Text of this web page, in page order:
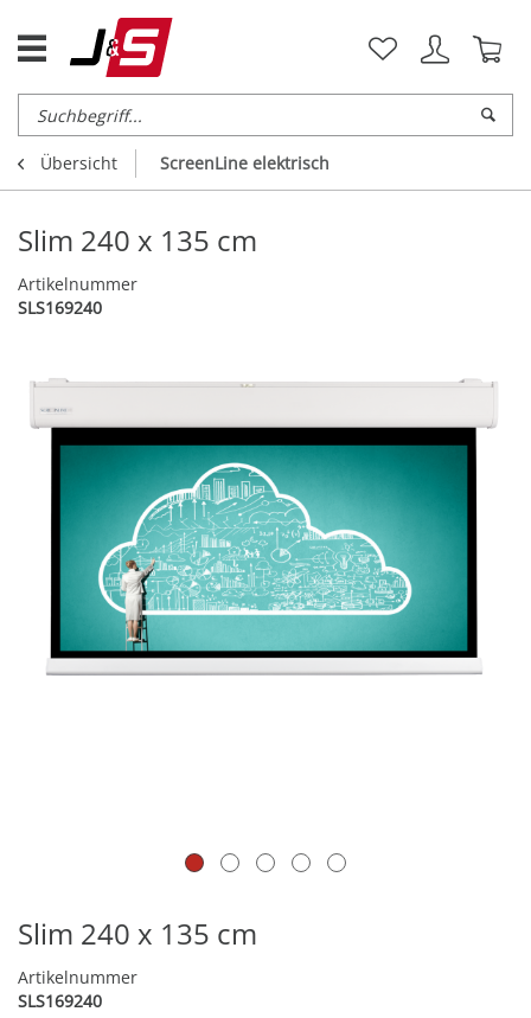
Übersicht ScreenLine elektrisch
Slim 240 x 135 cm
Artikelnummer
SLS169240
Slim 240 x 135 cm
Artikelnummer
SLS169240